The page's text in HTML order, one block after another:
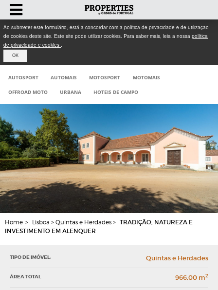
Ao submeter este formulário, está a concordar com a política de privacidade e de utilização
de cookies deste site. Este site pode utilizar cookies. Para saber mais, leia a nossa política
de privacidade e cookies .
OK
AUTOSPORT AUTOMAIS MOTOSPORT MOTOMAIS
OFFROAD MOTO URBANA HOTEIS DE CAMPO
Home > Lisboa > Quintas e Herdades > TRADIÇÃO, NATUREZA E
INVESTIMENTO EM ALENQUER
TIPO DE IMÓVEL: Quintas e Herdades
ÁREA TOTAL 966,00 m2